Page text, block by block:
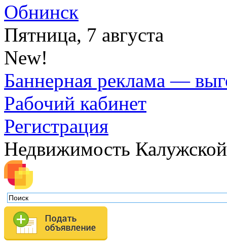
Обнинск
Пятница, 7 августа
New!
Баннерная реклама —
Рабочий кабинет
Регистрация
Недвижимость